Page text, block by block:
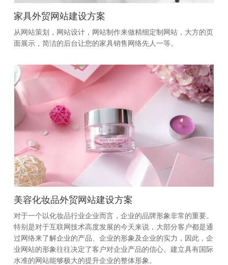
家具外贸网站建设方案
从网站策划，网站设计，网站制作来做精细定制网站，大方的页
面展示，简洁的后台让您的家具销售网络先人一等。
美容化妆品外贸网站建设方案
对于一个以化妆品行业企业而言，企业的品牌形象非常的重要。
特别是对于互联网技术高度发展的今天来说，大部分客户都是通
过网络来了解企业的产品、企业的形象及企业的实力，因此，企
业网站的形象往往决定了客户对企业产品的信心。建立具有国际
水准的网站能够极大的提升企业的整体形象。